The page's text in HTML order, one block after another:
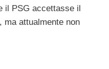
il PSG accettasse il
attualmente non